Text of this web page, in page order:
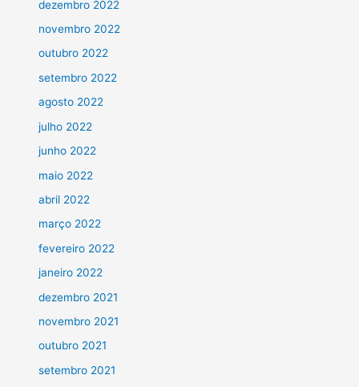
dezembro 2022
novembro 2022
outubro 2022
setembro 2022
agosto 2022
julho 2022
junho 2022
maio 2022
abril 2022
março 2022
fevereiro 2022
janeiro 2022
dezembro 2021
novembro 2021
outubro 2021
setembro 2021